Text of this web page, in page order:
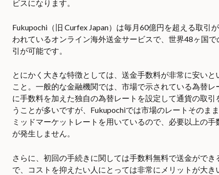
ビスになります。
Fukupochi（旧 Curfex Japan）は毎月60億円を超える取引
われているオンライン海外送金サービスで、世界48ヶ国で
引が可能です。
とにかく大きな特徴としては、送金手数料が非常に安いと
こと。一般的な金融機関では、市場で示されている為替レ
に手数料を加えた独自の為替レートを設定して通貨の取引
うことが多いですが、Fukupochiでは市場のレートそのま
ミッドマーケットレートを用いているので、必要以上の手
が発生しません。
さらに、初回の手続きに関しては手数料無料で送金ができ
で、コストを抑えたい人にとっては非常にメリットが大き